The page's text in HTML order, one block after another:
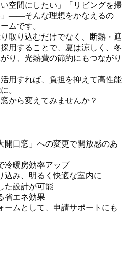
空間にしたい」「リビングを掃
」――そんな理想をかなえるの
ムです。
取り込むだけでなく、断熱・遮
用することで、夏は涼しく、冬
り、光熱費の節約にもつながり
用すれば、負担を抑えて高性能
。
から変えてみませんか？
開口窓」への変更で開放感のあ
冷暖房効率アップ
込み、明るく快適な室内に
た設計が可能
省エネ効果
ームとして、申請サポートにも